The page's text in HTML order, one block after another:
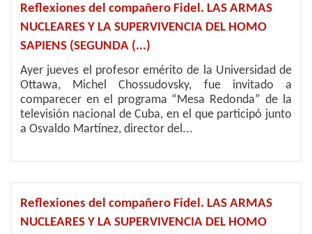
Reflexiones del compañero Fidel. LAS ARMAS
NUCLEARES Y LA SUPERVIVENCIA DEL HOMO
SAPIENS (SEGUNDA (...)
Ayer jueves el profesor emérito de la Universidad de
Ottawa, Michel Chossudovsky, fue invitado a
comparecer en el programa “Mesa Redonda” de la
televisión nacional de Cuba, en el que participó junto
a Osvaldo Martínez, director del...
Reflexiones del compañero Fidel. LAS ARMAS
NUCLEARES Y LA SUPERVIVENCIA DEL HOMO